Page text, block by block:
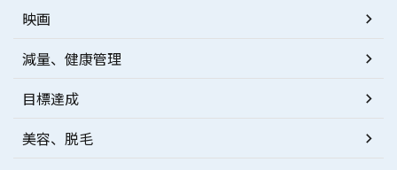
映画
減量、健康管理
目標達成
美容、脱毛